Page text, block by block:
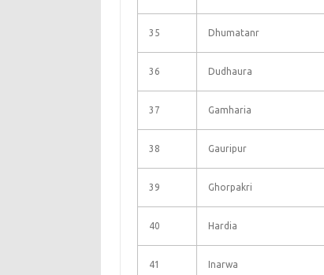
35 Dhumatanr
36 Dudhaura
37 Gamharia
38 Gauripur
39 Ghorpakri
40 Hardia
41 Inarwa